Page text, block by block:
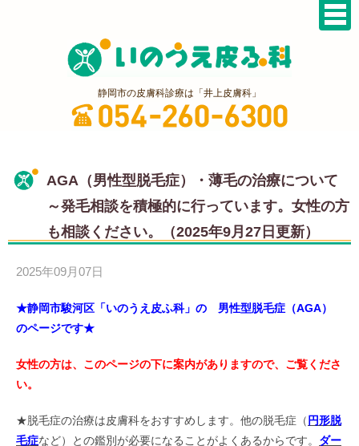
静岡市の皮膚科診療は「井上皮膚科」
AGA（男性型脱毛症）・薄毛の治療について
～発毛相談を積極的に行っています。女性の方
も相談ください。（2025年9月27日更新）
2025年09月07日
★静岡市駿河区「いのうえ皮ふ科」の 男性型脱毛症（AGA）
のページです★
女性の方は、このページの下に案内がありますので、ご覧くださ
い。
★脱毛症の治療は皮膚科をおすすめします。他の脱毛症（ 円形脱
毛症など）との鑑別が必要になることがよくあるからです。 ダー